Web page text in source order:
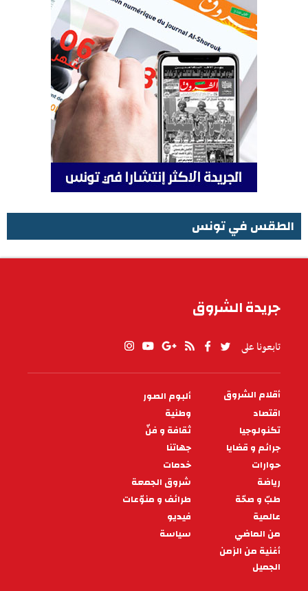
الطقس في تونس
جريدة الشروق
تابعونا على
PIED
DE
PAGE
أقلام الشروق
ألبوم الصور
اقتصاد
وطنية
تكنولوجيا
ثقافة و فنّ
جرائم و قضايا
جهاتنا
حوارات
خدمات
رياضة
شروق الجمعة
طبّ و صحّة
طرائف و منوّعات
عالمية
فيديو
من الماضي
سياسة
أغنية من الزمن
الجميل